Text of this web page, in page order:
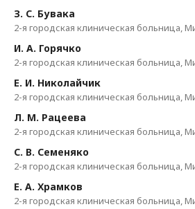
З. С. Бувака
2-я городская клиническая больница,
И. А. Горячко
2-я городская клиническая больница,
Е. И. Николайчик
2-я городская клиническая больница,
Л. М. Рацеева
2-я городская клиническая больница,
С. В. Семеняко
2-я городская клиническая больница,
Е. А. Храмков
2-я городская клиническая больница,